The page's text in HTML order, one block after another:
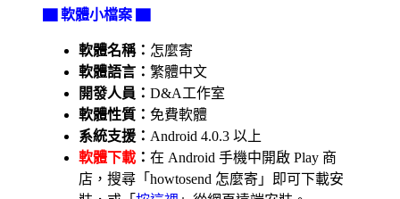
▇ 軟體小檔案 ▇
軟體名稱： 怎麼寄
軟體語言： 繁體中文
開發人員： D&A工作室
軟體性質： 免費軟體
系統支援： Android 4.0.3 以上
軟體下載 ： 在 Android 手機中開啟 Play 商
店，搜尋「howtosend 怎麼寄」即可下載安